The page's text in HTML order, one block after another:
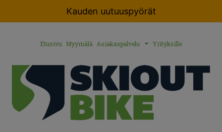
Kauden uutuuspyörät
Etusivu Myymälä Asiakaspalvelu Yrityksille